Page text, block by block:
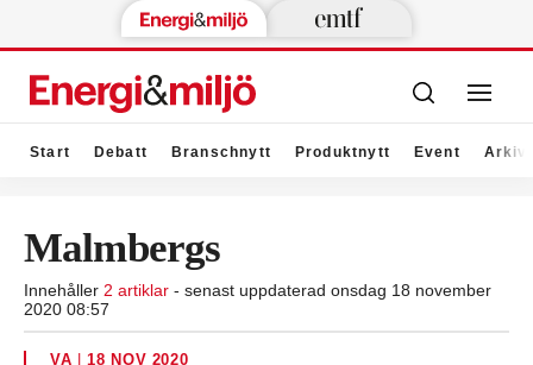
Start Debatt Branschnytt Produktnytt Event Arkiv
Malmbergs
Innehåller 2 artiklar - senast uppdaterad onsdag 18 november
2020 08:57
VA 18 NOV 2020